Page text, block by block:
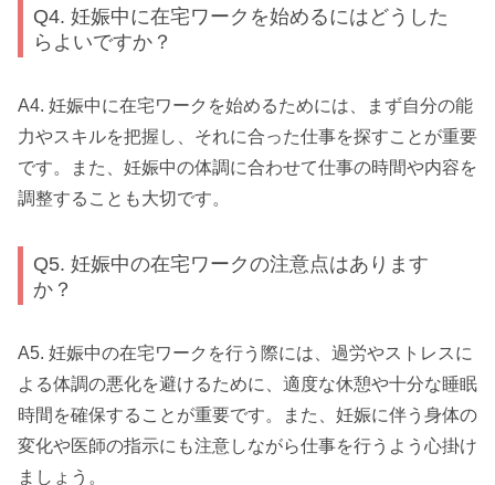
Q4. 妊娠中に在宅ワークを始めるにはどうした
らよいですか？
A4. 妊娠中に在宅ワークを始めるためには、まず自分の能
力やスキルを把握し、それに合った仕事を探すことが重要
です。また、妊娠中の体調に合わせて仕事の時間や内容を
調整することも大切です。
Q5. 妊娠中の在宅ワークの注意点はあります
か？
A5. 妊娠中の在宅ワークを行う際には、過労やストレスに
よる体調の悪化を避けるために、適度な休憩や十分な睡眠
時間を確保することが重要です。また、妊娠に伴う身体の
変化や医師の指示にも注意しながら仕事を行うよう心掛け
ましょう。